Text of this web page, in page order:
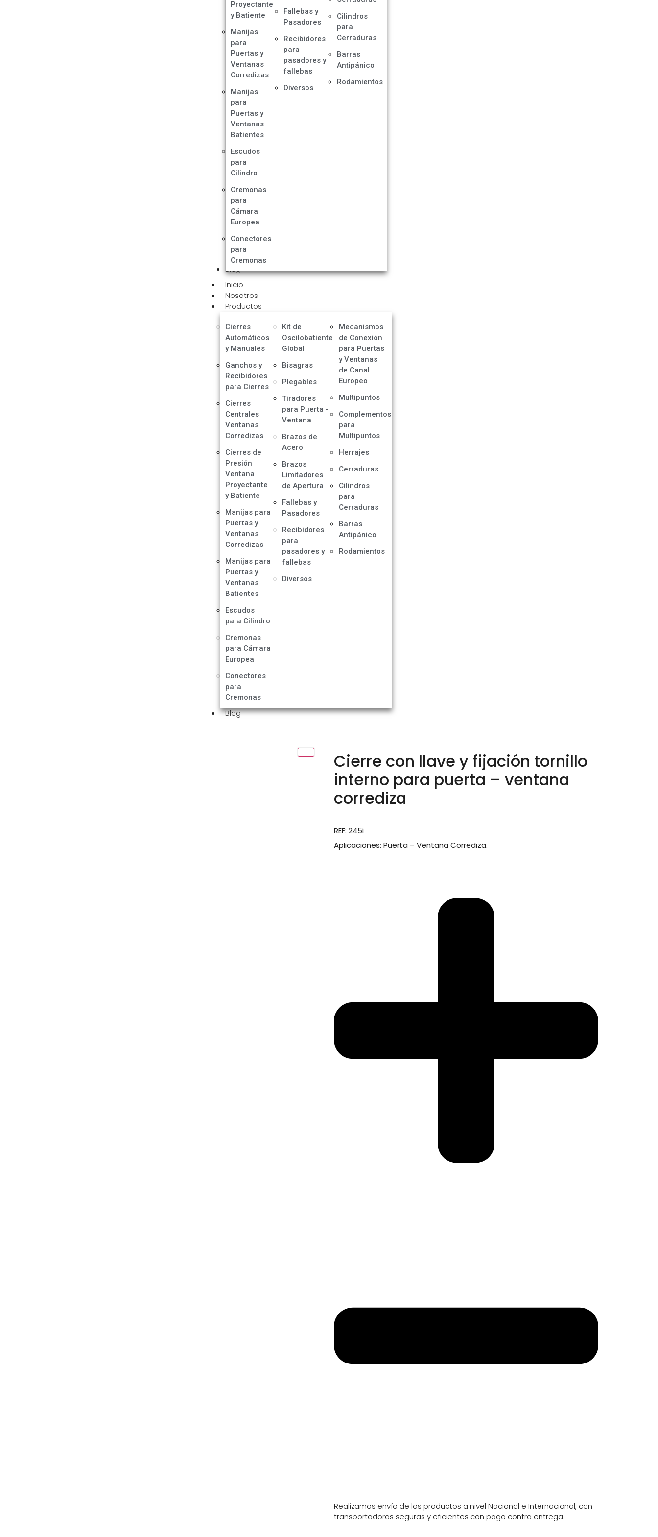
Proyectante
y Batiente
Manijas
para
Puertas y
Ventanas
Corredizas
Manijas
para
Puertas y
Ventanas
Batientes
Escudos
para
Cilindro
Cremonas
para
Cámara
Europea
Conectores
para
Cremonas
Fallebas y
Pasadores
Recibidores
para
pasadores y
fallebas
Diversos
Cilindros
para
Cerraduras
Barras
Antipánico
Rodamientos
Blog
Inicio
Nosotros
Productos
Cierres
Automáticos
y Manuales
Ganchos y
Recibidores
para Cierres
Cierres
Centrales
Ventanas
Corredizas
Cierres de
Presión
Ventana
Proyectante
y Batiente
Manijas para
Puertas y
Ventanas
Corredizas
Manijas para
Puertas y
Ventanas
Batientes
Escudos
para Cilindro
Cremonas
para Cámara
Europea
Conectores
para
Cremonas
Kit de
Oscilobatiente
Global
Bisagras
Plegables
Tiradores
para Puerta -
Ventana
Brazos de
Acero
Brazos
Limitadores
de Apertura
Fallebas y
Pasadores
Recibidores
para
pasadores y
fallebas
Diversos
Mecanismos
de Conexión
para Puertas
y Ventanas
de Canal
Europeo
Multipuntos
Complementos
para
Multipuntos
Herrajes
Cerraduras
Cilindros
para
Cerraduras
Barras
Antipánico
Rodamientos
Blog
Cierre con llave y fijación tornillo
interno para puerta – ventana
corrediza
REF: 245i
Aplicaciones: Puerta – Ventana Corrediza.
Realizamos envío de los productos a nivel Nacional e Internacional, con
transportadoras seguras y eficientes con pago contra entrega.